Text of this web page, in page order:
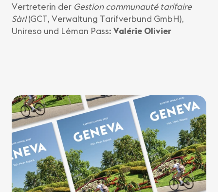
Vertreterin der Gestion communauté tarifaire
Sàrl(GCT, Verwaltung Tarifverbund GmbH),
Unireso und Léman Pass: Valérie Olivier